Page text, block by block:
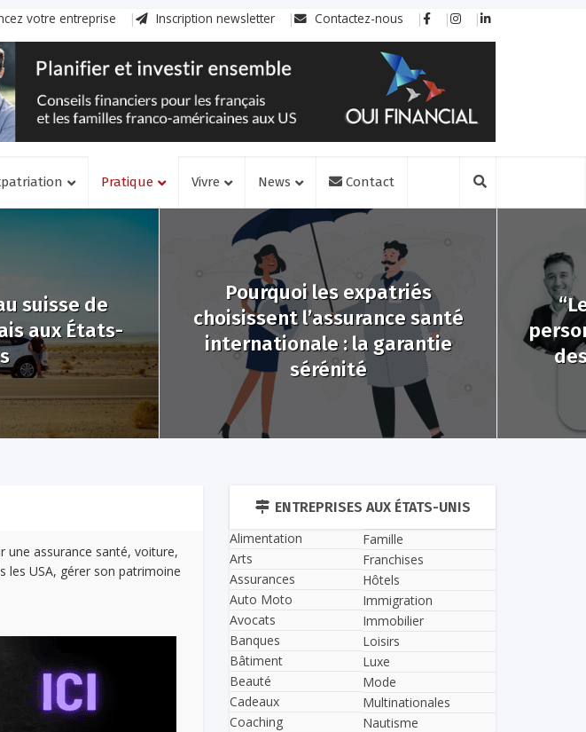
votre entreprise Inscription newsletter Contactez-nous
Pratique Vivre News Contact
suisse de
aux États-
Pourquoi les expatriés
choisissent l’assurance santé
internationale : la garantie
sérénité
une assurance santé, voiture,
les USA, gérer son patrimoine
ENTREPRISES AUX ÉTATS-UNIS
Alimentation
Arts
Assurances
Auto Moto
Avocats
Banques
Bâtiment
Beauté
Cadeaux
Coaching
Famille
Franchises
Hôtels
Immigration
Immobilier
Loisirs
Luxe
Mode
Multinationales
Nautisme